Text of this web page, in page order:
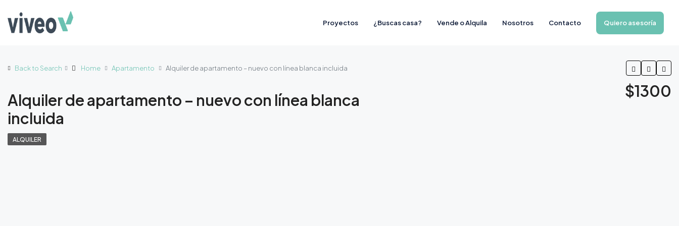
Proyectos ¿Buscas casa? Vende o Alquila Nosotros Contacto Quiero asesoría
Back to Search Home Apartamento Alquiler de apartamento – nuevo con línea blanca incluida
Alquiler de apartamento – nuevo con línea blanca
incluida
$1300
ALQUILER